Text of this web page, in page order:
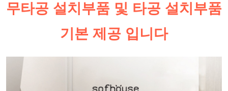
무타공 설치부품 및 타공 설치부품
기본 제공 입니다